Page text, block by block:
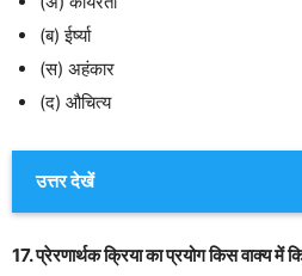
(ब) ईर्ष्या
(स) अहंकार
(द) औचित्य
उत्तर देखें
17. प्रेरणार्थक क्रिया का प्रयोग किस वाक्य में